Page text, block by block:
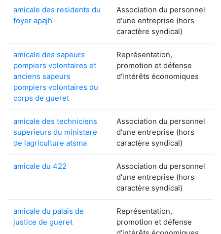
amicale des residents du
foyer apajh
Association du personnel
d'une entreprise (hors
caractère syndical)
amicale des sapeurs
pompiers volontaires et
anciens sapeurs
pompiers volontaires du
corps de gueret
Représentation,
promotion et défense
d'intérêts économiques
amicale des techniciens
superieurs du ministere
de lagriculture atsma
Association du personnel
d'une entreprise (hors
caractère syndical)
amicale du 422
Association du personnel
d'une entreprise (hors
caractère syndical)
amicale du palais de
justice de gueret
Représentation,
promotion et défense